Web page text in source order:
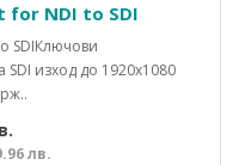
for NDI to SDI
SDIКлючови
изход до 1920x1080
лв.